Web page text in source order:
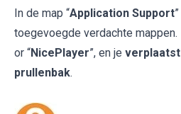
In de map “Application Support
toegevoegde verdachte mappen.
or “NicePlayer”, en je verplaatst
prullenbak.